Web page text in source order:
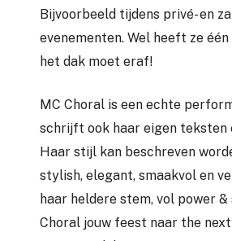
Bijvoorbeeld tijdens privé- en
evenementen. Wel heeft ze
het dak moet eraf!
MC Choral is een echte
schrijft ook haar eigen teksten
Haar stijl kan beschreven
stylish, elegant, smaakvol en
haar heldere stem, vol power
Choral jouw feest naar the